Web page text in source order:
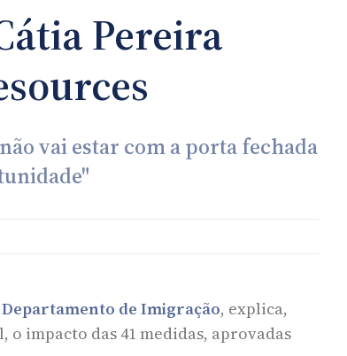
Pereira
vai estar com a porta fechada
Departamento de Imigração, explica,
impacto das 41 medidas, aprovadas